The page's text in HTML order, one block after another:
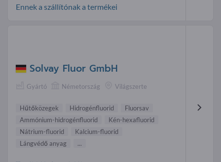
Ennek a szállítónak a termékei
Solvay Fluor GmbH
Gyártó Németország Világszerte
Hűtőközegek Hidrogén fluorid
Fluorsav
Ammónium-hidrogén fluorid
Kén-hexafluorid
Nátrium-fluorid
Kalcium-fluorid
Lángvédő anyag
...